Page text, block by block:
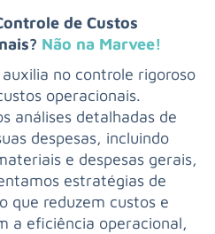
de Custos
Não na Marvee!
no controle rigoroso
operacionais.
análises detalhadas de
despesas, incluindo
e despesas gerais,
estratégias de
que reduzem custos e
a eficiência operacional,